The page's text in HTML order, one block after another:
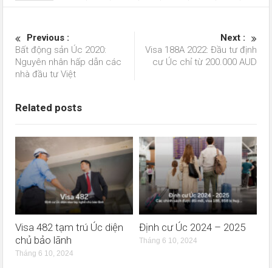
Previous :
Bất động sản Úc 2020:
Nguyên nhân hấp dẫn các
nhà đầu tư Việt
Next :
Visa 188A 2022: Đầu tư định
cư Úc chỉ từ 200.000 AUD
Related posts
Visa 482 tạm trú Úc diện
chủ bảo lãnh
Tháng 6 10, 2024
Định cư Úc 2024 – 2025
Tháng 6 10, 2024